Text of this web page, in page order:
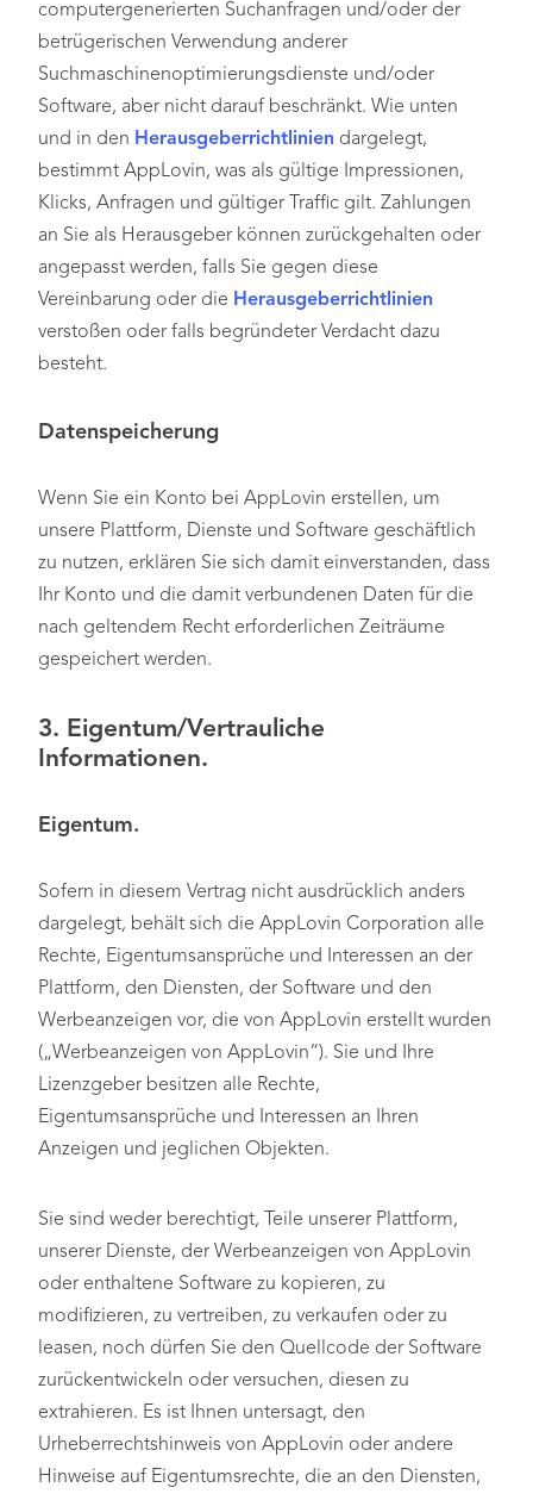
computergenerierten Suchanfragen und/oder der
betrügerischen Verwendung anderer
Suchmaschinenoptimierungsdienste und/oder
Software, aber nicht darauf beschränkt. Wie unten
und in den Herausgeberrichtlinien dargelegt,
bestimmt AppLovin, was als gültige Impressionen,
Klicks, Anfragen und gültiger Traffic gilt. Zahlungen
an Sie als Herausgeber können zurückgehalten oder
angepasst werden, falls Sie gegen diese
Vereinbarung oder die Herausgeberrichtlinien
verstoßen oder falls begründeter Verdacht dazu
besteht.
Datenspeicherung
Wenn Sie ein Konto bei AppLovin erstellen, um
unsere Plattform, Dienste und Software geschäftlich
zu nutzen, erklären Sie sich damit einverstanden, dass
Ihr Konto und die damit verbundenen Daten für die
nach geltendem Recht erforderlichen Zeiträume
gespeichert werden.
3. Eigentum/Vertrauliche
Informationen.
Eigentum.
Sofern in diesem Vertrag nicht ausdrücklich anders
dargelegt, behält sich die AppLovin Corporation alle
Rechte, Eigentumsansprüche und Interessen an der
Plattform, den Diensten, der Software und den
Werbeanzeigen vor, die von AppLovin erstellt wurden
(„Werbeanzeigen von AppLovin“). Sie und Ihre
Lizenzgeber besitzen alle Rechte,
Eigentumsansprüche und Interessen an Ihren
Anzeigen und jeglichen Objekten.
Sie sind weder berechtigt, Teile unserer Plattform,
unserer Dienste, der Werbeanzeigen von AppLovin
oder enthaltene Software zu kopieren, zu
modifizieren, zu vertreiben, zu verkaufen oder zu
leasen, noch dürfen Sie den Quellcode der Software
zurückentwickeln oder versuchen, diesen zu
extrahieren. Es ist Ihnen untersagt, den
Urheberrechtshinweis von AppLovin oder andere
Hinweise auf Eigentumsrechte, die an den Diensten,